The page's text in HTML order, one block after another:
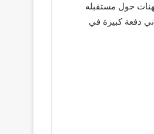
حول مستقبله
دفعة كبيرة في